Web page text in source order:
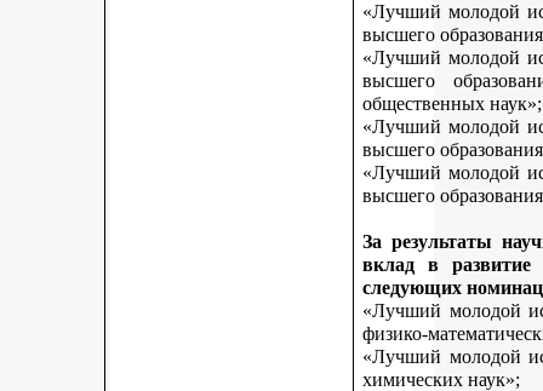
«Лучший молодой
высшего
«Лучший молодой
высшего
общественных наук»;
«Лучший молодой
высшего
«Лучший молодой
высшего
За результаты
вклад в развитие
следующих
«Лучший молодой
физико-
«Лучший молодой
химических наук»;